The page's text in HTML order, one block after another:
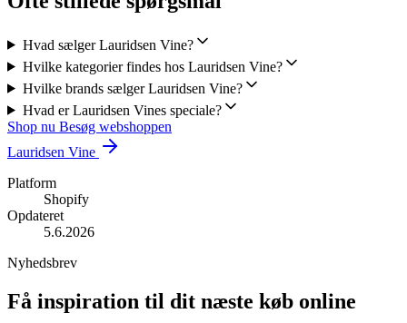
Hvad sælger Lauridsen Vine?
Hvilke kategorier findes hos Lauridsen Vine?
Hvilke brands sælger Lauridsen Vine?
Hvad er Lauridsen Vines speciale?
Shop nu Besøg webshoppen
Lauridsen Vine
Platform
Shopify
Opdateret
5.6.2026
Nyhedsbrev
Få inspiration til dit næste køb online